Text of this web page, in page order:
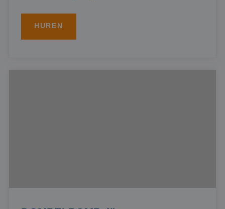
HUREN